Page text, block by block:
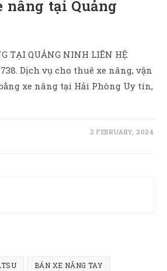
nâng tại Quảng
TẠI QUẢNG NINH LIÊN HỆ
Dịch vụ cho thuê xe nâng, vận
xe nâng tại Hải Phòng Uy tín,
2 FEBRUARY, 2024
BÁN XE NÂNG TAY